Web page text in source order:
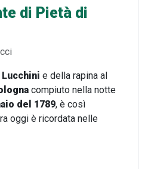
di Pietà di
e della rapina al
compiuto nella notte
del 1789, è così
oggi è ricordata nelle